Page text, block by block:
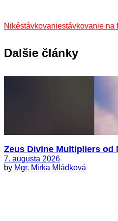
Nikéstávkovaniestávkovanie na
Dalšie články
Zeus Divine Multipliers od
7. augusta 2026
by Mgr. Mirka Mládková